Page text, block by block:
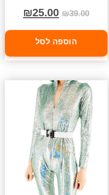
₪39.00
₪25.00
הוספה לסל